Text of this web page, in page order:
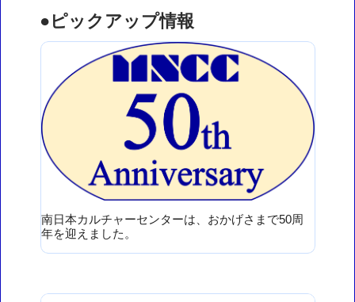
●ピックアップ情報
南日本カルチャーセンターは、おかげさまで50周
年を迎えました。